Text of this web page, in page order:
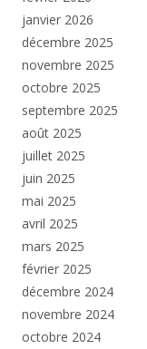
janvier 2026
décembre 2025
novembre 2025
octobre 2025
septembre 2025
août 2025
juillet 2025
juin 2025
mai 2025
avril 2025
mars 2025
février 2025
décembre 2024
novembre 2024
octobre 2024